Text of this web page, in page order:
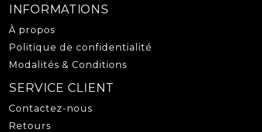
INFORMATIONS
À propos
Politique de confidentialité
Modalités & Conditions
SERVICE CLIENT
Contactez-nous
Retours